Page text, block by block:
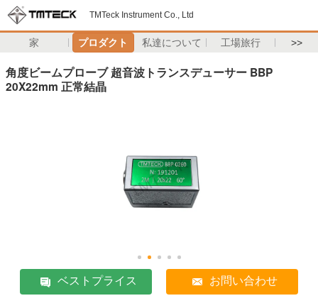
TMTeck Instrument Co., Ltd
家 プロダクト 私達について 工場旅行 >>
角度ビームプローブ 超音波トランスデューサー BBP
20X22mm 正常結晶
ベストプライス お問い合わせ